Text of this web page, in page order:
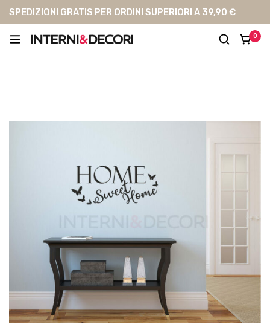
SPEDIZIONI GRATIS PER ORDINI SUPERIORI A 39,90 €
0